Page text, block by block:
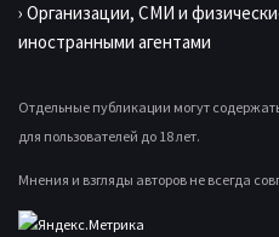
› Организации, СМИ и
иностранными агентами
Отдельные публикации могут
для пользователей до 18 лет.
Мнения и взгляды авторов не всегда